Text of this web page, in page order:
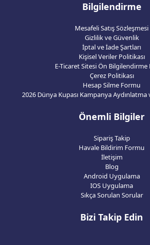
Bilgilendirme
Mesafeli Satış Sözleşmesi
Gizlilik ve Güvenlik
İptal ve İade Şartları
Kişisel Veriler Politikası
E-Ticaret Sitesi Ön Bilgilendirme
Çerez Politikası
Hesap Silme Formu
2026 Dünya Kupası Kampanya Aydınlatma
Önemli Bilgiler
Sipariş Takip
Havale Bildirim Formu
İletişim
Blog
Android Uygulama
IOS Uygulama
Sıkça Sorulan Sorular
Bizi Takip Edin